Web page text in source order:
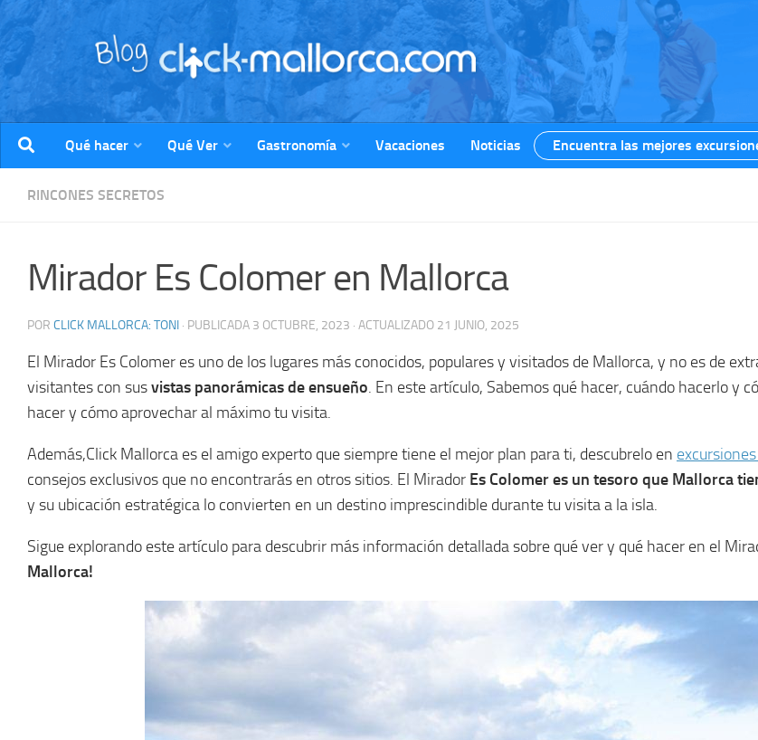
Saltar al contenido
Qué hacer Qué Ver Gastronomía Vacaciones Noticias Encuentra las mejores
RINCONES SECRETOS
Mirador Es Colomer en Mallorca
POR CLICK MALLORCA: TONI · PUBLICADA 3 OCTUBRE, 2023 · ACTUALIZADO 21 JUNIO, 2025
El Mirador Es Colomer es uno de los lugares más conocidos, populares y visitados de Mallorca, y no es de
visitantes con susvistas panorámicas de ensueño. En este artículo, Sabemos qué hacer, cuándo hacerlo y
hacer y cómo aprovechar al máximo tu visita.
Además,Click Mallorca es el amigo experto que siempre tiene el mejor plan para ti, descubrelo en
consejos exclusivos que no encontrarás en otros sitios. El Mirador Es Colomer es un tesoro que Mallorca
y su ubicación estratégica lo convierten en un destino imprescindible durante tu visita a la isla.
Sigue explorando este artículo para descubrir más información detallada sobre qué ver y qué hacer en el
Mallorca!